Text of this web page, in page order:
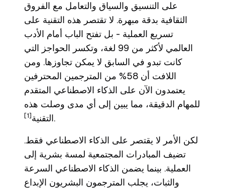
على التنسيق والسياق والتعامل مع الفروق
الثقافية بدقة مبهرة. لا تقتصر هذه التقنية على
تسريع العملية - بل تفتح الباب أمام الأدب
العالمي لأكثر من 99 لغة، وتكسر الحواجز التي
كانت تبدو في السابق لا يمكن تجاوزها. ومن
اللافت أن 58% من المترجمين المحترفين
يعتمدون الآن على الذكاء الاصطناعي المتقدم
للمهام الدقيقة، مما يبين إلى أي مدى وصلت هذه
التقنية [1] .
لكن الأمر لا يقتصر على الذكاء الاصطناعي فقط.
تضيف المبادرات المجتمعية لمسة بشرية إلى
العملية. بينما يضمن الذكاء الاصطناعي السرعة
والثبات، يجلب المترجمون البشريون الإبداع